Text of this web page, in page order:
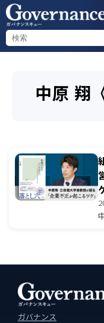
中原 翔
ガバナンス